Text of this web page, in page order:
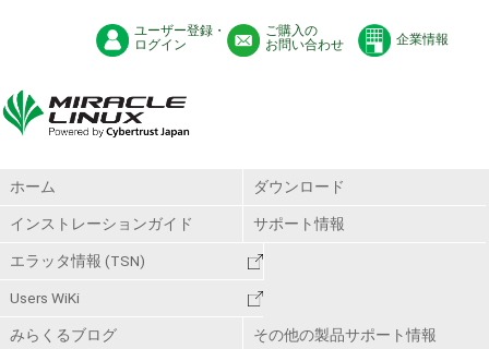
ユーザー登録・
ログイン
ご購入の
お問い合わせ
企業情報
ホーム ダウンロード
インストレーションガイド サポート情報
エラッタ情報 (TSN)
Users WiKi
みらくるブログ その他の製品サポート情報